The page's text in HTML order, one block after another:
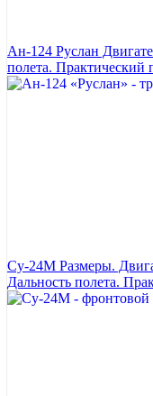
Ан-124 Руслан
полета. Практический
Су-24М Размеры.
Дальность полета.